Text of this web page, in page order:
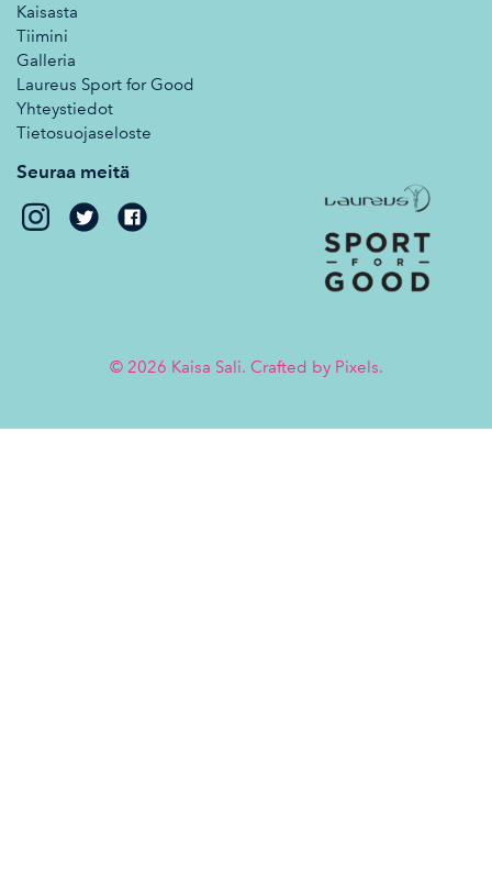
Kaisasta
Tiimini
Galleria
Laureus Sport for Good
Yhteystiedot
Tietosuojaseloste
Seuraa meitä
Kaisa
Sali
Kaisa
Sali
© 2026 Kaisa Sali. Crafted by Pixels.